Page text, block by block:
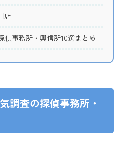
店
偵事務所・興信所10選まとめ
調査の探偵事務所・